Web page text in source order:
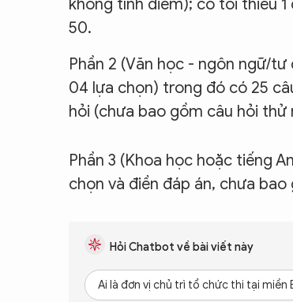
không tính điểm); có tối thiểu
50.
Phần 2 (Văn học - ngôn ngữ/
04 lựa chọn) trong đó có 25
hỏi (chưa bao gồm câu hỏi
Phần 3 (Khoa học hoặc tiếng
chọn và điền đáp án, chưa
Hỏi Chatbot về bài viết này
Ai là đơn vị chủ trì tổ chức thi tại miền